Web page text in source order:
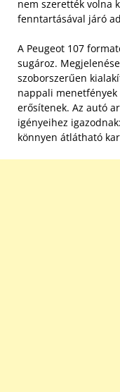
nem szerették volna
fenntartásával járó
A Peugeot 107
sugároz.
szoborszerűen
nappali
erősítenek. Az autó
igényeihez
könnyen átlátható